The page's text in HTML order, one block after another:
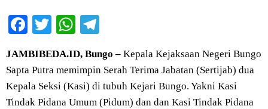
Facebook
TwitterWhatsApp
JAMBIBEDA.ID, Bungo – Kepala Kejaksaan Negeri Bungo
Sapta Putra memimpin Serah Terima Jabatan (Sertijab) dua
Kepala Seksi (Kasi) di tubuh Kejari Bungo. Yakni Kasi
Tindak Pidana Umum (Pidum) dan dan Kasi Tindak Pidana